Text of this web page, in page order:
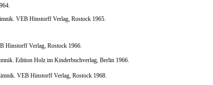
VEB Hinstorff Verlag, Rostock 1965.
Hinstorff Verlag, Rostock 1966.
Edition Holz im Kinderbuchverlag, Berlin 1966.
VEB Hinstorff Verlag, Rostock 1968.